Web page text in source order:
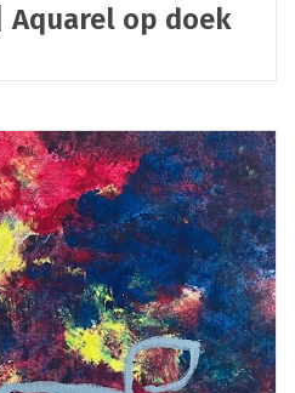
Aquarel op doek